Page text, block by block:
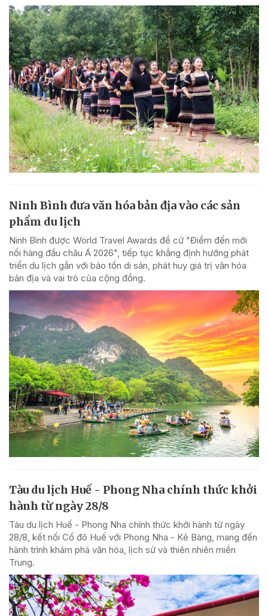
Ninh Bình đưa văn hóa bản địa vào các sản
phẩm du lịch
Ninh Bình được World Travel Awards đề cử "Điểm đến mới
nổi hàng đầu châu Á 2026", tiếp tục khẳng định hướng phát
triển du lịch gắn với bảo tồn di sản, phát huy giá trị văn hóa
bản địa và vai trò của cộng đồng.
Tàu du lịch Huế - Phong Nha chính thức khởi
hành từ ngày 28/8
Tàu du lịch Huế - Phong Nha chính thức khởi hành từ ngày
28/8, kết nối Cố đô Huế với Phong Nha - Kẻ Bàng, mang đến
hành trình khám phá văn hóa, lịch sử và thiên nhiên miền
Trung.